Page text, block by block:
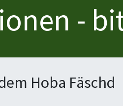
-
Hoba Fäschd